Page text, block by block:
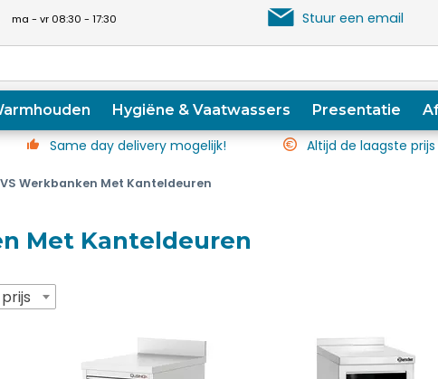
ma - vr 08:30 - 17:30 Stuur een email
Hygiëne & Vaatwassers Presentatie
Same day delivery mogelijk! Altijd de laagste prijs
Werkbanken Met Kanteldeuren
Met Kanteldeuren